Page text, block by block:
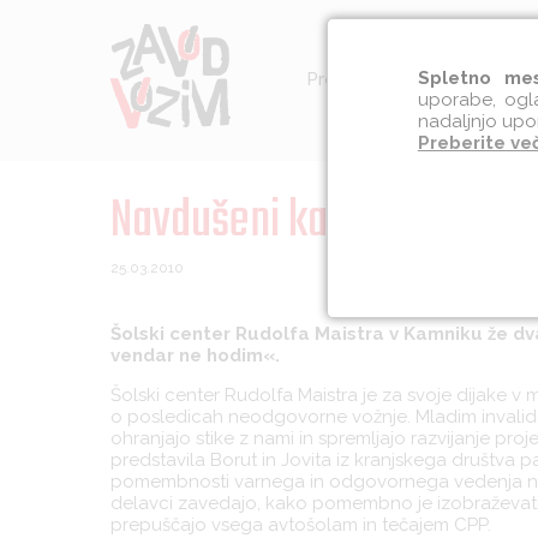
Preventiva Socialna
Navdušeni kamniški dijaki
25.03.2010
Šolski center Rudolfa Maistra v Kamniku že
vendar ne hodim«.
Šolski center Rudolfa Maistra je za svoje dijake
o posledicah neodgovorne vožnje. Mladim
ohranjajo stike z nami in spremljajo razvijanje
predstavila Borut in Jovita iz kranjskega društva
pomembnosti varnega in odgovornega vedenja
delavci zavedajo, kako pomembno je
prepuščajo vsega avtošolam in tečajem CPP.
Spletno
uporabe,
nadaljnjo
Preberite